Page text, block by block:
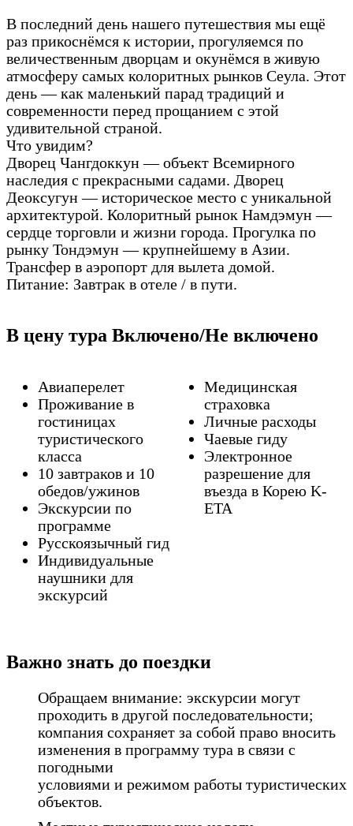
В последний день нашего путешествия мы ещё
раз прикоснёмся к истории, прогуляемся по
величественным дворцам и окунёмся в живую
атмосферу самых колоритных рынков Сеула. Этот
день — как маленький парад традиций и
современности перед прощанием с этой
удивительной страной.
Что увидим?
Дворец Чангдоккун — объект Всемирного
наследия с прекрасными садами. Дворец
Деоксугун — историческое место с уникальной
архитектурой. Колоритный рынок Намдэмун —
сердце торговли и жизни города. Прогулка по
рынку Тондэмун — крупнейшему в Азии.
Трансфер в аэропорт для вылета домой.
Питание: Завтрак в отеле / в пути.
В цену тура Включено/Не включено
Авиаперелет
Проживание в
гостиницах
туристического
класса
10 завтраков и 10
обедов/ужинов
Экскурсии по
программе
Русскоязычный гид
Индивидуальные
наушники для
экскурсий
Медицинская
страховка
Личные расходы
Чаевые гиду
Электронное
разрешение для
въезда в Корею K-
ETA
Важно знать до поездки
Обращаем внимание: экскурсии могут
проходить в другой последовательности;
компания сохраняет за собой право вносить
изменения в программу тура в связи с
погодными
условиями и режимом работы туристических
объектов.